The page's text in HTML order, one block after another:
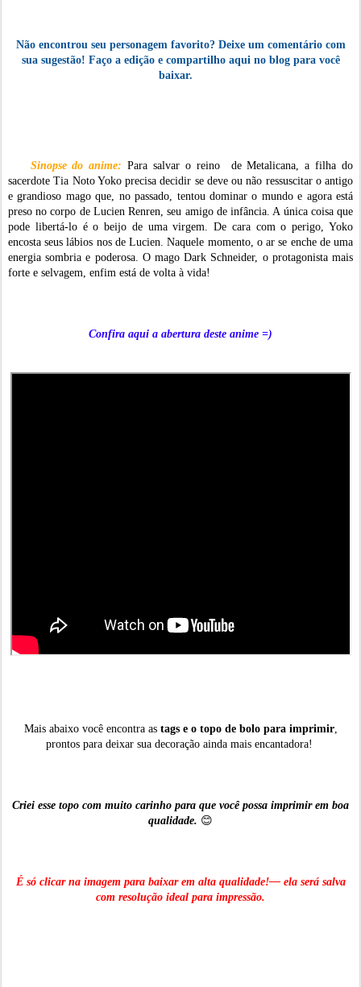
Não encontrou seu personagem favorito? Deixe um comentário com
sua sugestão! Faço a edição e compartilho aqui no blog para você
baixar.
Sinopse do anime: Para salvar o reino de Metalicana, a filha do
sacerdote Tia Noto Yoko precisa decidir se deve ou não ressuscitar o antigo
e grandioso mago que, no passado, tentou dominar o mundo e agora está
preso no corpo de Lucien Renren, seu amigo de infância. A única coisa que
pode libertá-lo é o beijo de uma virgem. De cara com o perigo, Yoko
encosta seus lábios nos de Lucien. Naquele momento, o ar se enche de uma
energia sombria e poderosa. O mago Dark Schneider, o protagonista mais
forte e selvagem, enfim está de volta à vida!
Confira aqui a abertura deste anime =)
Mais abaixo você encontra astags e o topo de bolo para imprimir,
prontos para deixar sua decoração ainda mais encantadora!
Criei esse topo com muito carinho para que você possa imprimir em boa
qualidade. 😊
É só clicar na imagem para baixar em alta qualidade!— ela será salva
com resolução ideal para impressão.